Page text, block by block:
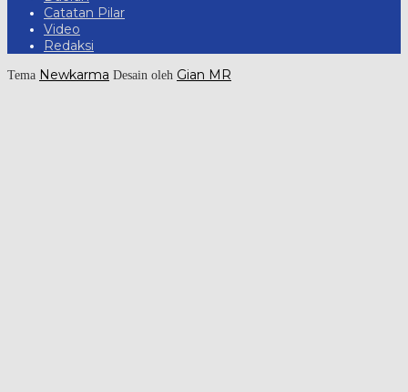
Catatan Pilar
Video
Redaksi
Tema Newkarma Desain oleh Gian MR